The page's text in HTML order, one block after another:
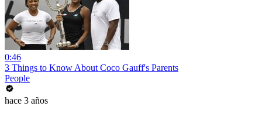
0:46
3 Things to Know About Coco Gauff's Parents
People
hace 3 años